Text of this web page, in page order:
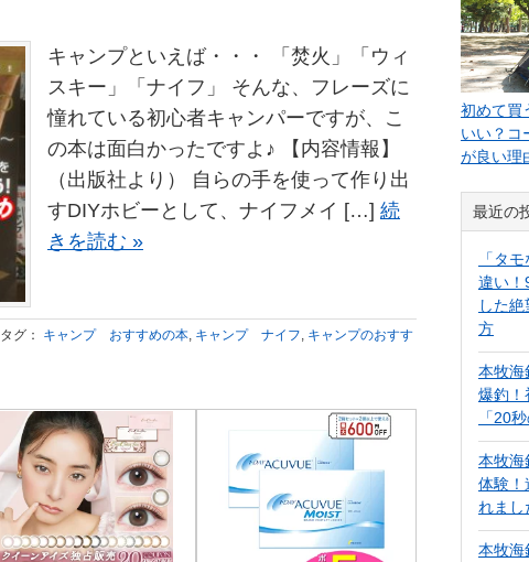
キャンプといえば・・・ 「焚火」「ウィ
スキー」「ナイフ」 そんな、フレーズに
憧れている初心者キャンパーですが、こ
の本は面白かったですよ♪ 【内容情報】
（出版社より） 自らの手を使って作り出
すDIYホビーとして、ナイフメイ […] 続
きを読む »
タグ： キャンプ おすすめの本, キャンプ ナイフ, キャンプのおすす
初めて買
いい？コ
が良い理
最近の
「タ
違い！
した
方
本牧海
爆釣！
「20
本牧海
体験！
れまし
本牧海